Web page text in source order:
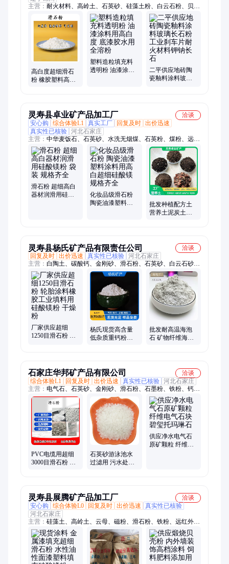
主营： 耐火材料、高岭土、石英砂、硅藻土粉、白云石粉、贝壳
粉、滑石粉、石墨粉、远红外粉、石英粉、麦饭石粉、沸石粉、
重钙粉、轻钙粉、赤石脂粉、硅酸锆、金刚砂、碳酸钙、玻璃微
珠、高纯负离子液、膨润土、鹅卵石雨花石、彩色石子、活性白
土、膨胀石墨
高白度超细滑石
粉 橡胶塑料高吸
塑料造粒填充料
透明粉 油漆涂料
二平供应地砖陶
瓷釉料涂料玻璃
灵寿县卓业矿产品加工厂
洽谈
安心购
综合体验L1 真实工厂 回复及时 出价迅速
真实性已核验 河北石家庄
主营： 中华麦饭石、石英砂、水洗无烟煤、石英粉、煤粉、远红
外粉、粉煤灰、矿粉、水处理磁粉、重晶石粉、石墨、营养土园
艺绿化土、高岭土、膨润土、硅藻土、活性白土、电气石、火山
石、沸石、炭黑、彩砂、活性炭、碳酸钙、重钙轻钙、鹅卵石
滑石粉 超细高白
器材润滑用硅酸
化妆品级滑石粉
陶瓷油漆塑料涂
批发种植配方土
营养土泥炭土泥
灵寿县杨氏矿产品有限责任公司
洽谈
回复及时 出价迅速 真实性已核验 河北石家庄
主营： 白陶土、碳酸钙、金刚砂、滑石粉、石英砂、白云石砂、
耐火材料、地坪材料、彩色地坪料、高尔夫球场、耐磨地坪硬化
剂
厂家供应超细
1250目滑石粉 轮
杨氏现货高含量
低杂质重钙粉乳
批发耐高温海泡
石 矿物纤维海泡
石家庄华邦矿产品有限公司
洽谈
综合体验L1
回复及时 出价迅速 真实性已核验 河北石家庄
主营： 电气石、石英砂、金刚砂、滑石粉、石墨粉、铁粉、钙
粉、远红外粉、氧化铁、陶瓷球、膨润土、矿化球、高岭土、硅
藻土、云母、氧化铁颜料、托玛琳球、防火涂料、岩片、仿瓷
沙、纤维、火山石、玻璃微珠、夜光石、雨花石
PVC电缆用超细
3000目滑石粉 硅
石英砂游泳池水
过滤用 污水处理
供应净水电气石
原矿颗粒 纤维电
灵寿县展腾矿产品加工厂
洽谈
安心购
综合体验L0 回复及时 出价迅速
真实性已核验
河北石家庄
主营： 硅藻土、高岭土、云母、磁粉、滑石粉、铁粉、远红外
粉、蛭石、彩砂、石英砂、碳酸钙、膨润土、电气石、防火涂
料、陶土、麦饭石、火山石、鹅卵石、沸石、金刚砂、重晶石、
萤石、海泡石纤维、水洗石、圆粒砂